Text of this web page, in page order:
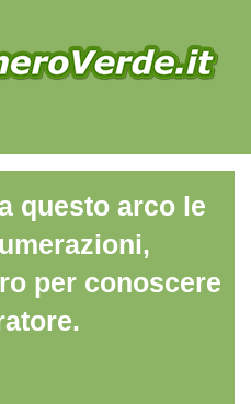
questo arco le
per conoscere